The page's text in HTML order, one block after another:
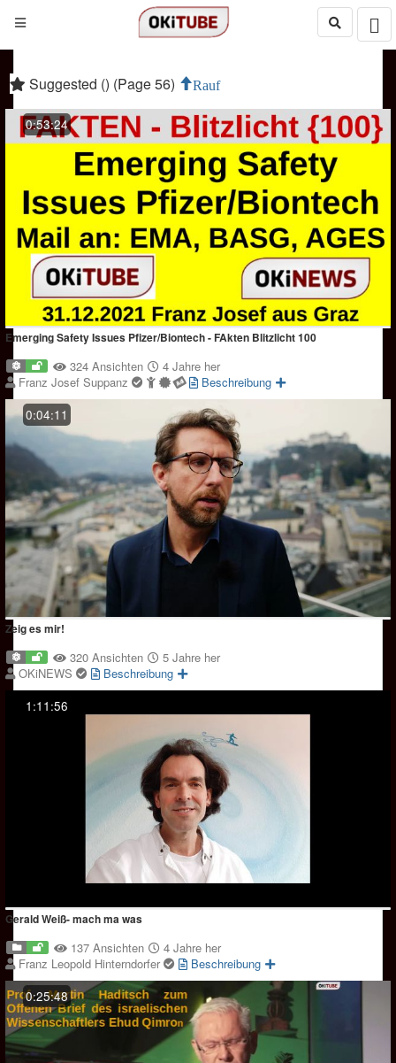
Suggested () (Page 56) Rauf
0:53:24
Emerging Safety Issues Pfizer/Biontech - FAkten Blitzlicht 100
324 Ansichten
4 Jahre her
Franz Josef Suppanz
Beschreibung
0:04:11
Zeig es mir!
320 Ansichten
5 Jahre her
OKiNEWS
Beschreibung
1:11:56
Gerald Weiß- mach ma was
137 Ansichten
4 Jahre her
Franz Leopold Hinterndorfer
Beschreibung
0:25:48